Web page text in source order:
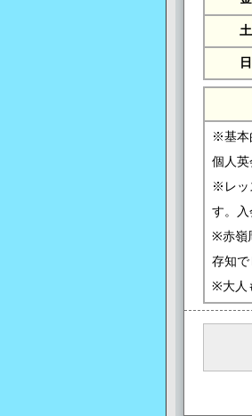
※基本
個人英
※レッ
す。入
※赤嶺
存知で
※大人